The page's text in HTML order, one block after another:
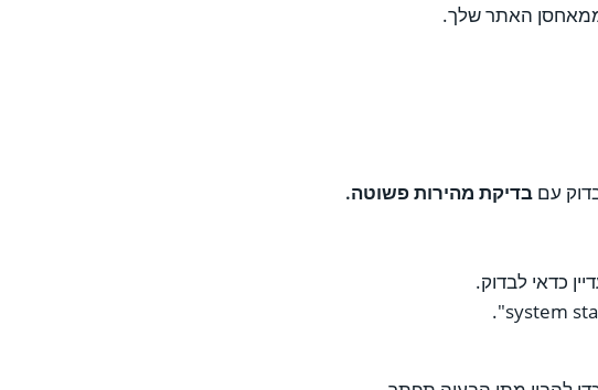
ממאחסן האתר שלך.
עם בדיקת מהירות פשוטה.
כדאי לבדוק.